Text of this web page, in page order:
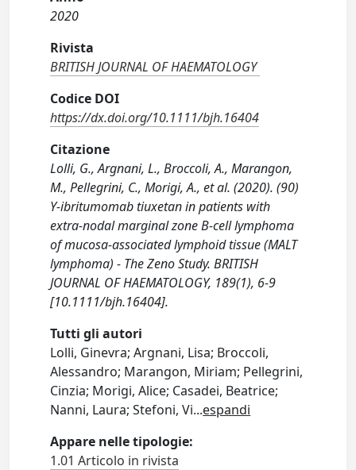
2020
Rivista
BRITISH JOURNAL OF HAEMATOLOGY
Codice DOI
https://dx.doi.org/10.1111/bjh.16404
Citazione
Lolli, G., Argnani, L., Broccoli, A., Marangon,
M., Pellegrini, C., Morigi, A., et al. (2020). (90)
Y-ibritumomab tiuxetan in patients with
extra-nodal marginal zone B-cell lymphoma
of mucosa-associated lymphoid tissue (MALT
lymphoma) - The Zeno Study. BRITISH
JOURNAL OF HAEMATOLOGY, 189(1), 6-9
[10.1111/bjh.16404].
Tutti gli autori
Lolli, Ginevra; Argnani, Lisa; Broccoli,
Alessandro; Marangon, Miriam; Pellegrini,
Cinzia; Morigi, Alice; Casadei, Beatrice;
Nanni, Laura; Stefoni, Vi...espandi
Appare nelle tipologie:
1.01 Articolo in rivista